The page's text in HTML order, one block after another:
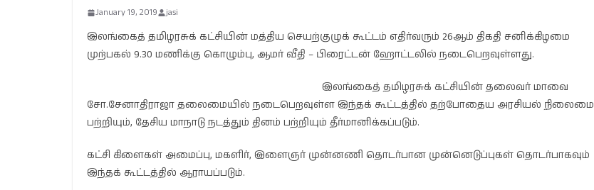
January 19, 2019 jasi
இலங்கைத் தமிழரசுக் கட்சியின் மத்திய செயற்குழுக் கூட்டம் எதிர்வரும் 26ஆம் திகதி சனிக்கிழமை
முற்பகல் 9.30 மணிக்கு கொழும்பு, ஆமர் வீதி – பிரைட்டன் ஹோட்டலில் நடைபெறவுள்ளது.
இலங்கைத் தமிழரசுக் கட்சியின் தலைவர் மாவை
சோ.சேனாதிராஜா தலைமையில் நடைபெறவுள்ள இந்தக் கூட்டத்தில் தற்போதைய அரசியல் நிலைமை
பற்றியும், தேசிய மாநாடு நடத்தும் தினம் பற்றியும் தீர்மானிக்கப்படும்.
கட்சி கிளைகள் அமைப்பு, மகளிர், இளைஞர் முன்னணி தொடர்பான முன்னெடுப்புகள் தொடர்பாகவும்
இந்தக் கூட்டத்தில் ஆராயப்படும்.